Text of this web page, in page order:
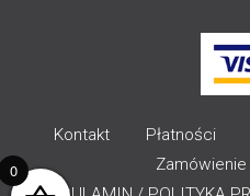
Kontakt Płatności
Zamówienie
0